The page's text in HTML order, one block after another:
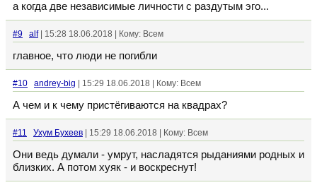
а когда две независимые личности с раздутым эго...
#9 alf| 15:28 18.06.2018 | Кому: Всем
главное, что люди не погибли
#10 andrey-big | 15:29 18.06.2018 | Кому: Всем
А чем и к чему пристёгиваются на квадрах?
#11 Ухум Бухеев | 15:29 18.06.2018 | Кому: Всем
Они ведь думали - умрут, насладятся рыданиями родных и
близких. А потом хуяк - и воскреснут!